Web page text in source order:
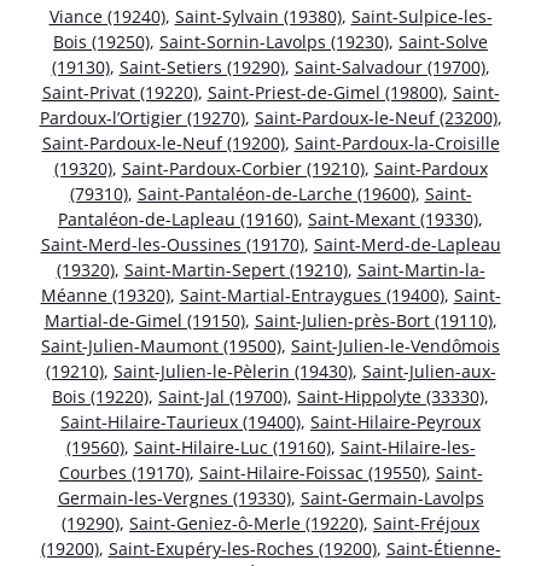
Viance (19240), Saint-Sylvain (19380), Saint-Sulpice-les-
Bois (19250), Saint-Sornin-Lavolps (19230), Saint-Solve
(19130), Saint-Setiers (19290), Saint-Salvadour (19700),
Saint-Privat (19220), Saint-Priest-de-Gimel (19800), Saint-
Pardoux-l’Ortigier (19270), Saint-Pardoux-le-Neuf (23200),
Saint-Pardoux-le-Neuf (19200), Saint-Pardoux-la-Croisille
(19320), Saint-Pardoux-Corbier (19210), Saint-Pardoux
(79310), Saint-Pantaléon-de-Larche (19600), Saint-
Pantaléon-de-Lapleau (19160), Saint-Mexant (19330),
Saint-Merd-les-Oussines (19170), Saint-Merd-de-Lapleau
(19320), Saint-Martin-Sepert (19210), Saint-Martin-la-
Méanne (19320), Saint-Martial-Entraygues (19400), Saint-
Martial-de-Gimel (19150), Saint-Julien-près-Bort (19110),
Saint-Julien-Maumont (19500), Saint-Julien-le-Vendômois
(19210), Saint-Julien-le-Pèlerin (19430), Saint-Julien-aux-
Bois (19220), Saint-Jal (19700), Saint-Hippolyte (33330),
Saint-Hilaire-Taurieux (19400), Saint-Hilaire-Peyroux
(19560), Saint-Hilaire-Luc (19160), Saint-Hilaire-les-
Courbes (19170), Saint-Hilaire-Foissac (19550), Saint-
Germain-les-Vergnes (19330), Saint-Germain-Lavolps
(19290), Saint-Geniez-ô-Merle (19220), Saint-Fréjoux
(19200), Saint-Exupéry-les-Roches (19200), Saint-Étienne-